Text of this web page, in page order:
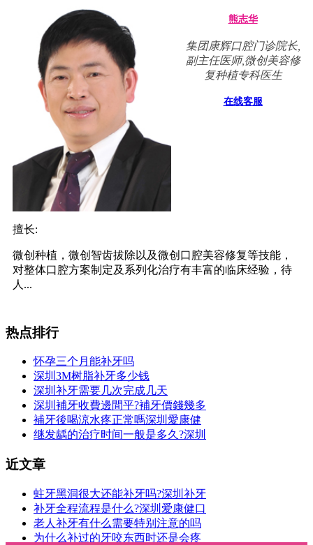
熊志华
集团康辉口腔门诊院长,
副主任医师,微创美容修
复种植专科医生
在线客服
擅长:
微创种植，微创智齿拔除以及微创口腔美容修复等技能，
对整体口腔方案制定及系列化治疗有丰富的临床经验，待
人...
热点排行
怀孕三个月能补牙吗
深圳3M树脂补牙多少钱
深圳补牙需要几次完成几天
深圳補牙收費邊間平?補牙價錢幾多
補牙後喝涼水疼正常嗎深圳愛康健
继发龋的治疗时间一般是多久?深圳
近文章
蛀牙黑洞很大还能补牙吗?深圳补牙
补牙全程流程是什么?深圳爱康健口
老人补牙有什么需要特别注意的吗
为什么补过的牙咬东西时还是会疼